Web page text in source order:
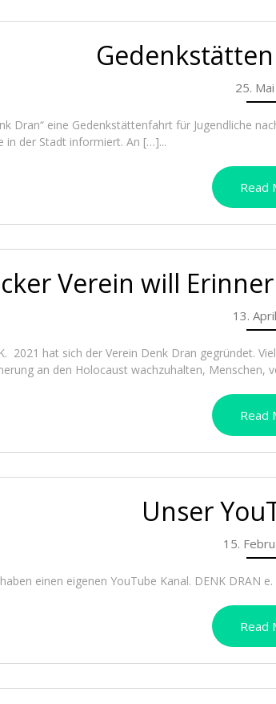
25.
Dran“ eine Gedenkstättenfahrt für Jugendliche
in der Stadt informiert. An […]...
Read
Verein will
13.
2021 hat sich der Verein Denk Dran gegründet.
an den Holocaust wachzuhalten, Menschen,
Read
Unser
15.
einen eigenen YouTube Kanal. DENK DRAN e.
Read